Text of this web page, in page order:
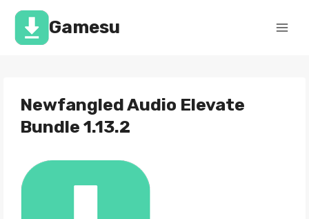
Перейти
содержимомуGamesu
Newfangled Audio Elevate
Bundle 1.13.2